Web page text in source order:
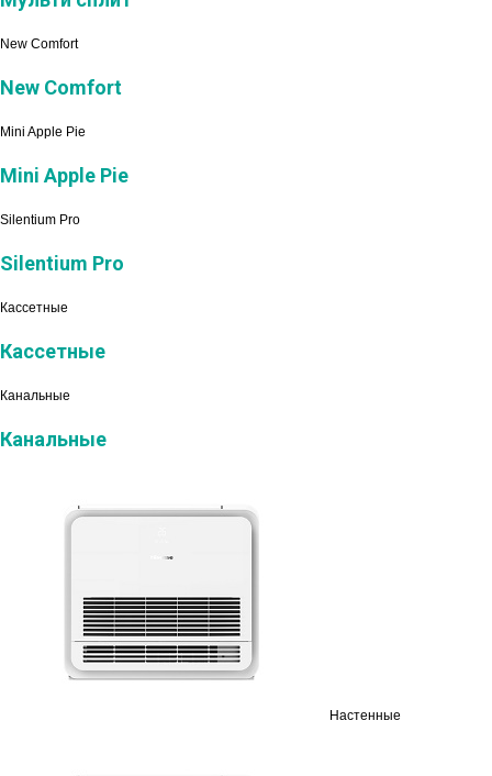
New Comfort
New Comfort
Mini Apple Pie
Mini Apple Pie
Silentium Pro
Silentium Pro
Кассетные
Кассетные
Канальные
Канальные
Настенные